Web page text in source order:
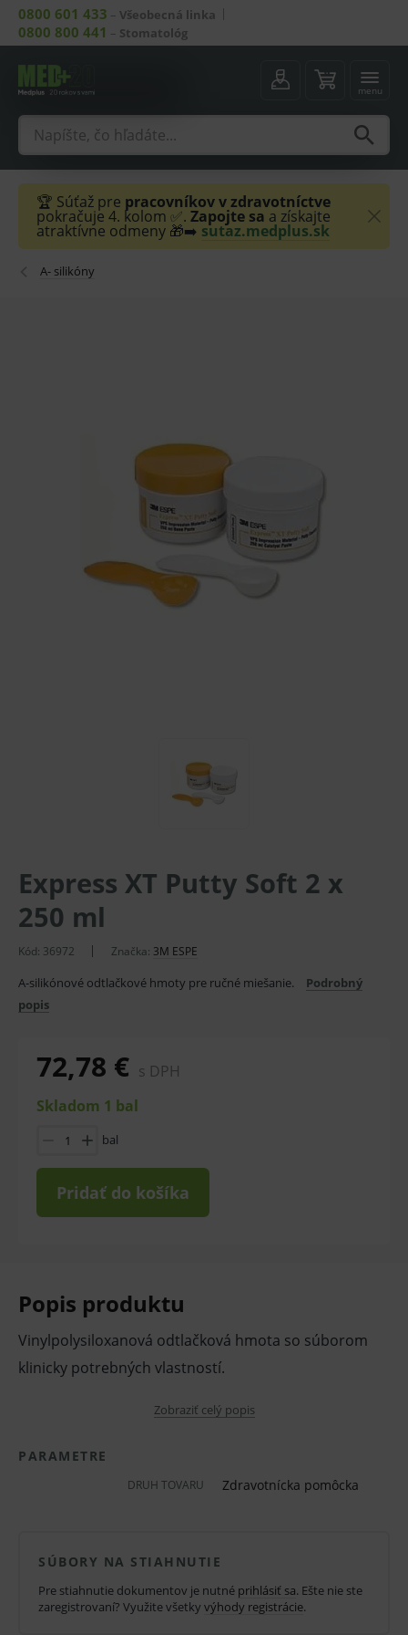
0800 601 433 – Všeobecná linka
0800 800 441 – Stomatológ
menu
🏆 Súťaž pre pracovníkov v zdravotníctve
pokračuje 4. kolom ✅. Zapojte sa a získajte
atraktívne odmeny 🎁➡️ sutaz.medplus.sk
A- silikóny
Express XT Putty Soft 2 x
250 ml
Kód: 36972 Značka: 3M ESPE
A-silikónové odtlačkové hmoty pre ručné miešanie.
Podrobný
popis
72,78 € s DPH
Skladom 1 bal
bal
Pridať do košíka
Popis produktu
Vinylpolysiloxanová odtlačková hmota so súborom
klinicky potrebných vlastností.
100% rozmerová stabilita - žiadne deformácie
Kratší čas tuhnutia.
Reprodukcia aj tých najjemnejších detailov
Express XT Putty Soft- nádobky pre ručné miešanie,
vhodné pre obe techniky odtlačkovania. Konzistencia:
Zobraziť celý popis
PARAMETRE
DRUH TOVARU Zdravotnícka pomôcka
SÚBORY NA STIAHNUTIE
Pre stiahnutie dokumentov je nutné prihlásiť sa. Ešte nie ste
zaregistrovaní? Využite všetky výhody registrácie.